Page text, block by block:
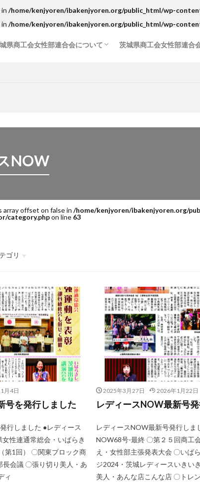
/home/kenjyoren/ibakenjyoren.org/public_html/wp-
/home/kenjyoren/ibakenjyoren.org/public_html/wp-
県商工会女性部連合会について 茨城県商工会女性部連合
NOW
array offset on false in /home/kenjyoren/ibakenjyoren.org/
category.phpon line 63
ゴリ
月4日
号を発行しました
行しました ●レディース
性連通常総会・いばらき
第1回） 〇関東ブロック商
会議 〇張り切り美人・あ
ィ
2025年3月27日 2026年1月22日
レディースNOW最新号
レディースNOW最新号発行しま
NOW68号-最終 〇第２５回商工
え・女性部主張発表大会 〇いば
ジ2024・茨城レディースいきい
美人・あんな店こんな店 〇トレ